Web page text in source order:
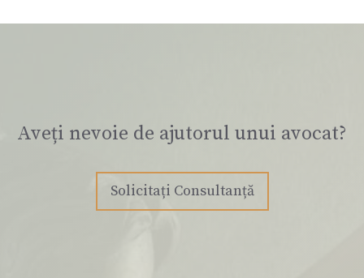
Aveți nevoie de ajutorul unui avocat?
Solicitați Consultanță